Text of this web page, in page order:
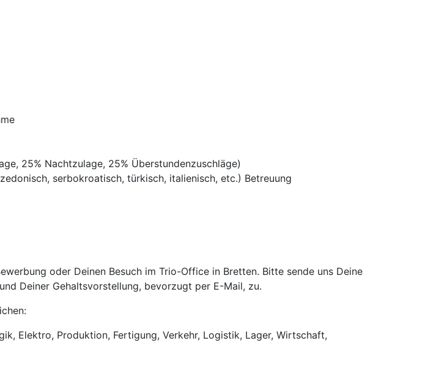
25% Nachtzulage, 25% Überstundenzuschläge)
serbokroatisch, türkisch, italienisch, etc.) Betreuung
oder Deinen Besuch im Trio-Office in Bretten. Bitte sende uns Deine
Deiner Gehaltsvorstellung, bevorzugt per E-Mail, zu.
Elektro, Produktion, Fertigung, Verkehr, Logistik, Lager, Wirtschaft,